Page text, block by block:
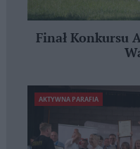
Finał Konkursu
AKTYWNA PARAFIA